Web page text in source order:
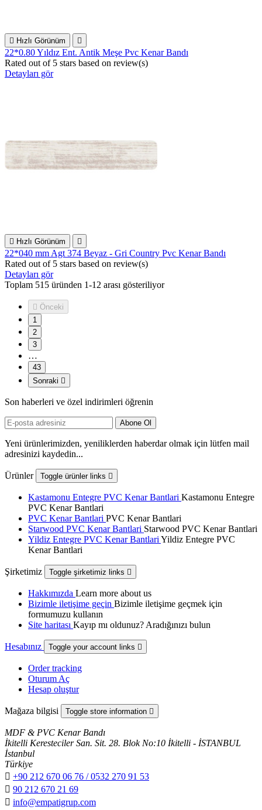
 Hızlı Görünüm 
22*0.80 Yıldız Ent. Antik Meşe Pvc Kenar Bandı
Rated out of 5 stars based on review(s)
Detayları gör
 Hızlı Görünüm 
22*040 mm Agt 374 Beyaz - Gri Country Pvc Kenar Bandı
Rated out of 5 stars based on review(s)
Detayları gör
Toplam 515 üründen 1-12 arası gösteriliyor
 Önceki
1
2
3
…
43
Sonraki 
Son haberleri ve özel indirimleri öğrenin
Yeni ürünlerimizden, yeniliklerden haberdar olmak için lütfen mail
adresinizi kaydedin...
Ürünler Toggle ürünler links 
Kastamonu Entegre PVC Kenar Bantlari Kastamonu Entegre
PVC Kenar Bantlari
PVC Kenar Bantlari PVC Kenar Bantlari
Starwood PVC Kenar Bantlari Starwood PVC Kenar Bantlari
Yildiz Entegre PVC Kenar Bantlari Yildiz Entegre PVC
Kenar Bantlari
Şirketimiz Toggle şirketimiz links 
Hakkımızda Learn more about us
Bizimle iletişime geçin Bizimle iletişime geçmek için
formumuzu kullanın
Site haritası Kayıp mı oldunuz? Aradığınızı bulun
Hesabınız Toggle your account links 
Order tracking
Oturum Aç
Hesap oluştur
Mağaza bilgisi Toggle store information 
MDF & PVC Kenar Bandı
İkitelli Keresteciler San. Sit. 28. Blok No:10 İkitelli - İSTANBUL
İstanbul
Türkiye
 +90 212 670 06 76 / 0532 270 91 53
 90 212 670 21 69
 info@empatigrup.com